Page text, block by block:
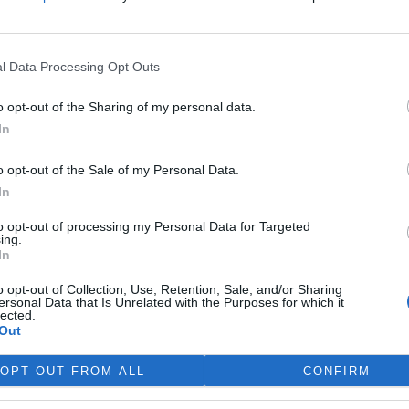
Data Processing Opt Outs
opt-out of the Sharing of my personal data.
opt-out of the Sale of my Personal Data.
opt-out of processing my Personal Data for Targeted
opt-out of Collection, Use, Retention, Sale, and/or Sharing
Data that Is Unrelated with the Purposes for which it
OPT OUT FROM ALL CONFIRM
dno (ISA), kde měla své
skončilo zklamáním,
jasně deklarovat, že
tolerovány.
poloviny srpna
životního prostředí
14. července 2026
zjišťovacího řízení pro
„Stupeň Přelouč II“ za asi 3,3
korun, který má prodloužit
Veřejnost může své
prostředí poslat